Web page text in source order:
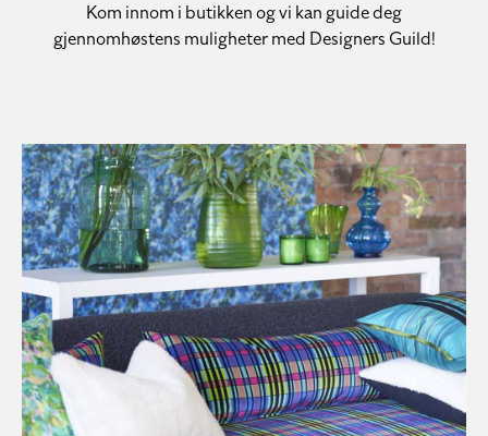
Kom innom i butikken og vi kan guide deg
gjennomhøstens muligheter med Designers Guild!